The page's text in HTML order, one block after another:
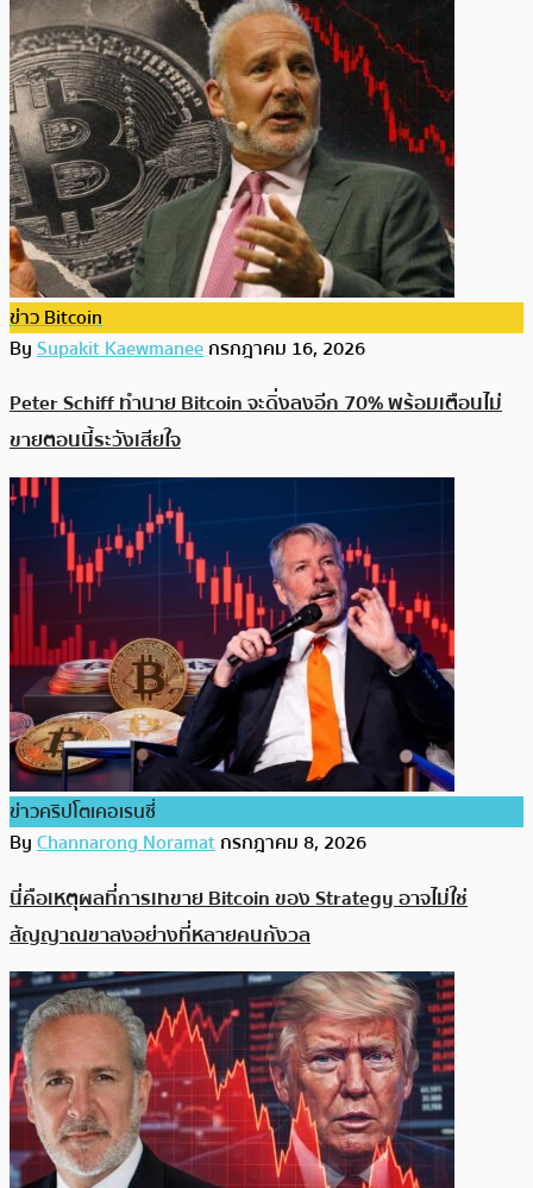
ข่าว Bitcoin
BySupakit Kaewmaneeกรกฎาคม 16, 2026
Peter Schiff ทำนาย Bitcoin จะดิ่งลงอีก 70% พร้อมเตือนไม่
ขายตอนนี้ระวังเสียใจ
ข่าวคริปโตเคอเรนซี่
ByChannarong Noramatกรกฎาคม 8, 2026
นี่คือเหตุผลที่การเทขาย Bitcoin ของ Strategy อาจไม่ใช่
สัญญาณขาลงอย่างที่หลายคนกังวล